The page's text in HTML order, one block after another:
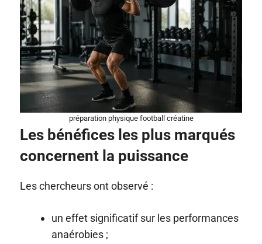
préparation physique football créatine
Les bénéfices les plus marqués
concernent la puissance
Les chercheurs ont observé :
un effet significatif sur les performances
anaérobies ;